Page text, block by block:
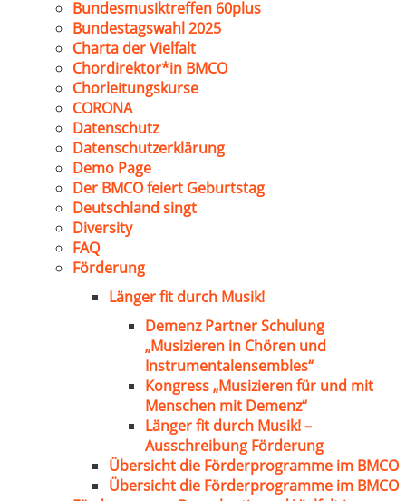
Bundesmusiktreffen 60plus
Bundestagswahl 2025
Charta der Vielfalt
Chordirektor*in BMCO
Chorleitungskurse
CORONA
Datenschutz
Datenschutzerklärung
Demo Page
Der BMCO feiert Geburtstag
Deutschland singt
Diversity
FAQ
Förderung
Länger fit durch Musik!
Demenz Partner Schulung
„Musizieren in Chören und
Instrumentalensembles“
Kongress „Musizieren für und mit
Menschen mit Demenz“
Länger fit durch Musik! –
Ausschreibung Förderung
Übersicht die Förderprogramme im BMCO
Übersicht die Förderprogramme im BMCO